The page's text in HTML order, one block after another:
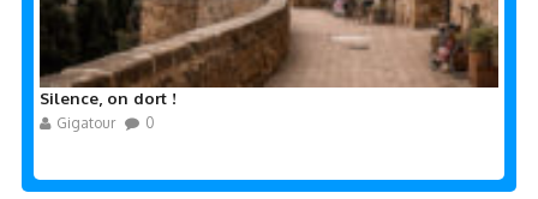
Silence, on dort !
Gigatour 0